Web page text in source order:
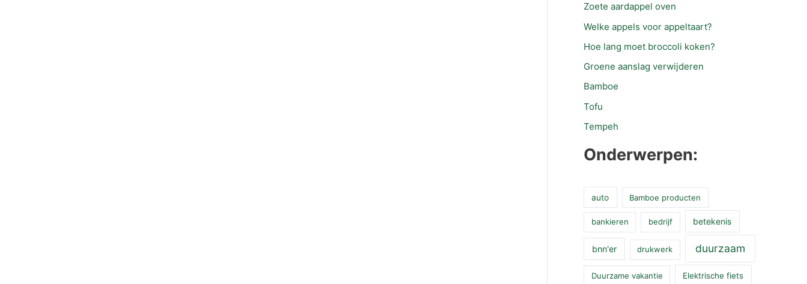
Zoete aardappel oven
Welke appels voor appeltaart?
Hoe lang moet broccoli koken?
Groene aanslag verwijderen
Bamboe
Tofu
Tempeh
Onderwerpen:
auto Bamboe producten
bankieren bedrijf betekenis
bnn'er drukwerk duurzaam
Duurzame vakantie Elektrische fiets